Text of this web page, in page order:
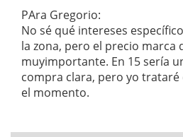
PAra Gregorio:
No sé qué intereses
la zona, pero el precio marca
muyimportante. En 15 sería
compra clara, pero yo
el momento.